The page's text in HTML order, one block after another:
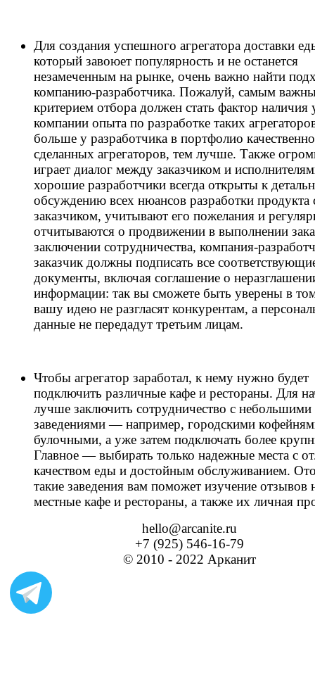
Для создания успешного агрегатора доставки
который завоюет популярность и не останется
незамеченным на рынке, очень важно найти
компанию-разработчика. Пожалуй, самым
критерием отбора должен стать фактор наличия
компании опыта по разработке таких
больше у разработчика в портфолио качественно
сделанных агрегаторов, тем лучше. Также
играет диалог между заказчиком и
хорошие разработчики всегда открыты к
обсуждению всех нюансов разработки продукта
заказчиком, учитывают его пожелания и
отчитываются о продвижении в выполнении
заключении сотрудничества, компания-
заказчик должны подписать все
документы, включая соглашение о
информации: так вы сможете быть уверены в
вашу идею не разгласят конкурентам, а
данные не передадут третьим лицам.
Чтобы агрегатор заработал, к нему нужно будет
подключить различные кафе и рестораны. Для
лучше заключить сотрудничество с
заведениями — например, городскими
булочными, а уже затем подключать более
Главное — выбирать только надежные места с
качеством еды и достойным обслуживанием.
такие заведения вам поможет изучение отзывов
местные кафе и рестораны, а также их личная
hello@arcanite.ru
+7 (925) 546-16-79
© 2010 - 2022 Арканит